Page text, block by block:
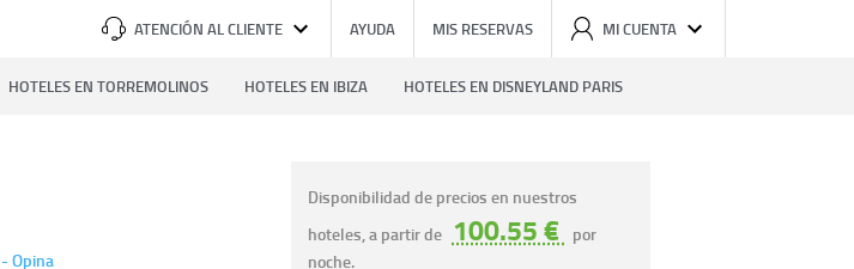
ATENCIÓN AL CLIENTE AYUDA MIS RESERVAS MI CUENTA
HOTELES EN TORREMOLINOS HOTELES EN IBIZA HOTELES EN DISNEYLAND PARIS
-Opina
Disponibilidad de precios en nuestros
hoteles, a partir de 100.55 €
por
noche.